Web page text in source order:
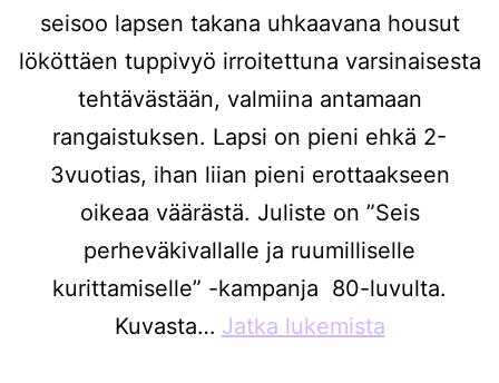
seisoo lapsen takana uhkaavana housut
lököttäen tuppivyö irroitettuna varsinaisesta
tehtävästään, valmiina antamaan
rangaistuksen. Lapsi on pieni ehkä 2-
3vuotias, ihan liian pieni erottaakseen
oikeaa väärästä. Juliste on ”Seis
perheväkivallalle ja ruumilliselle
kurittamiselle” -kampanja 80-luvulta.
Kuvasta… Jatka lukemista